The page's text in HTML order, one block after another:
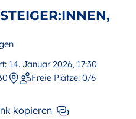
14. Januar 2026, 17:30
Freie Plätze: 0/6
kopieren